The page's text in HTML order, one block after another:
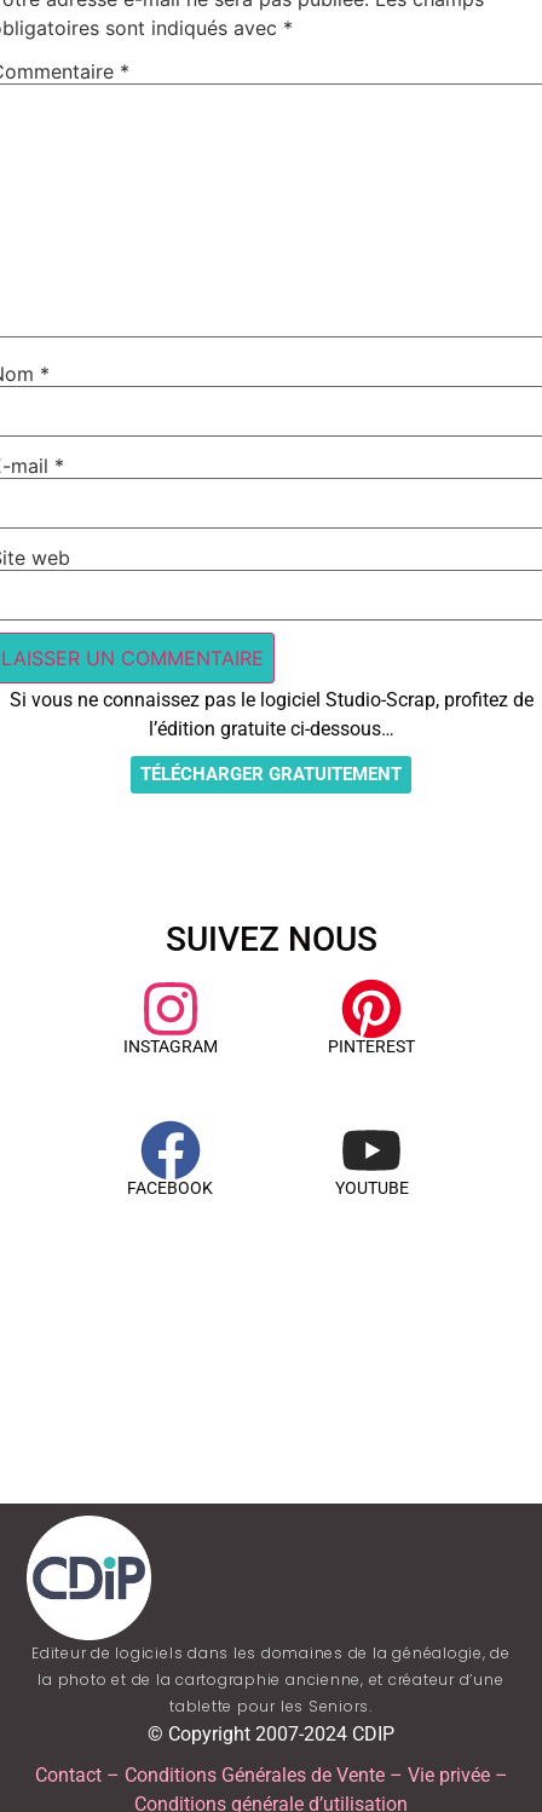
sont indiqués avec *
*
*
mail *
web
Si vous ne connaissez pas le logiciel Studio-Scrap, profitez de
l’édition gratuite ci-dessous…
TÉLÉCHARGER GRATUITEMENT
SUIVEZ NOUS
INSTAGRAM
FACEBOOK
PINTEREST
YOUTUBE
Editeur de logiciels dans les domaines de la généalogie, de
la photo et de la cartographie ancienne, et créateur d’une
tablette pour les Seniors.
© Copyright 2007-2024 CDIP
Contact– Conditions Générales de Vente– Vie privée–
Conditions générale d’utilisation